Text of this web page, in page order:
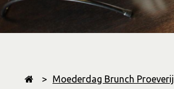
> Moederdag Brunch Proeverij